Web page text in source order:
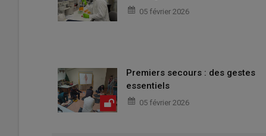
05 février 2026
Premiers secours : des gestes
essentiels
05 février 2026